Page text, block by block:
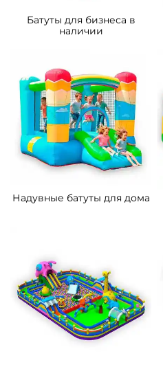
Батуты для бизнеса в
наличии
Надувные батуты для дома